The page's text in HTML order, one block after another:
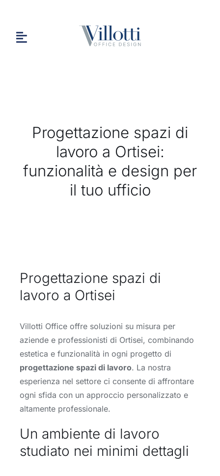
contenuto
Toggle
CHI SIAMO
PORTFOLIO
Progettazione spazi di
lavoro a Ortisei:
funzionalità e design per
il tuo ufficio
Progettazione spazi di
lavoro a Ortisei
Villotti Office offre soluzioni su misura per
aziende e professionisti di Ortisei, combinando
estetica e funzionalità in ogni progetto di
progettazione spazi di lavoro. La nostra
esperienza nel settore ci consente di affrontare
ogni sfida con un approccio personalizzato e
altamente professionale.
Un ambiente di lavoro
studiato nei minimi dettagli